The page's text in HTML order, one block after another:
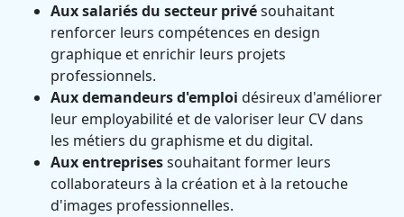
Aux salariés du secteur privésouhaitant
renforcer leurs compétences en design
graphique et enrichir leurs projets
professionnels.
Aux demandeurs d'emploi désireux d'améliorer
leur employabilité et de valoriser leur CV dans
les métiers du graphisme et du digital.
Aux entreprisessouhaitant former leurs
collaborateurs à la création et à la retouche
d'images professionnelles.